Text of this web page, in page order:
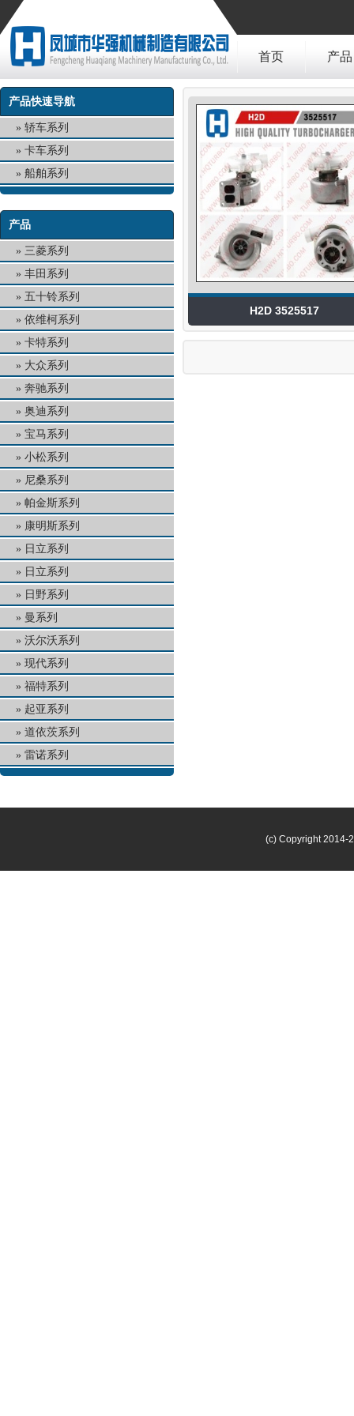
首页 产品
产品快速导航
轿车系列
卡车系列
船舶系列
产品
三菱系列
丰田系列
五十铃系列
依维柯系列
卡特系列
大众系列
奔驰系列
奥迪系列
宝马系列
小松系列
尼桑系列
帕金斯系列
康明斯系列
日立系列
日立系列
日野系列
曼系列
沃尔沃系列
现代系列
福特系列
起亚系列
道依茨系列
雷诺系列
H2D 3525517
(c) Copyright 2014-